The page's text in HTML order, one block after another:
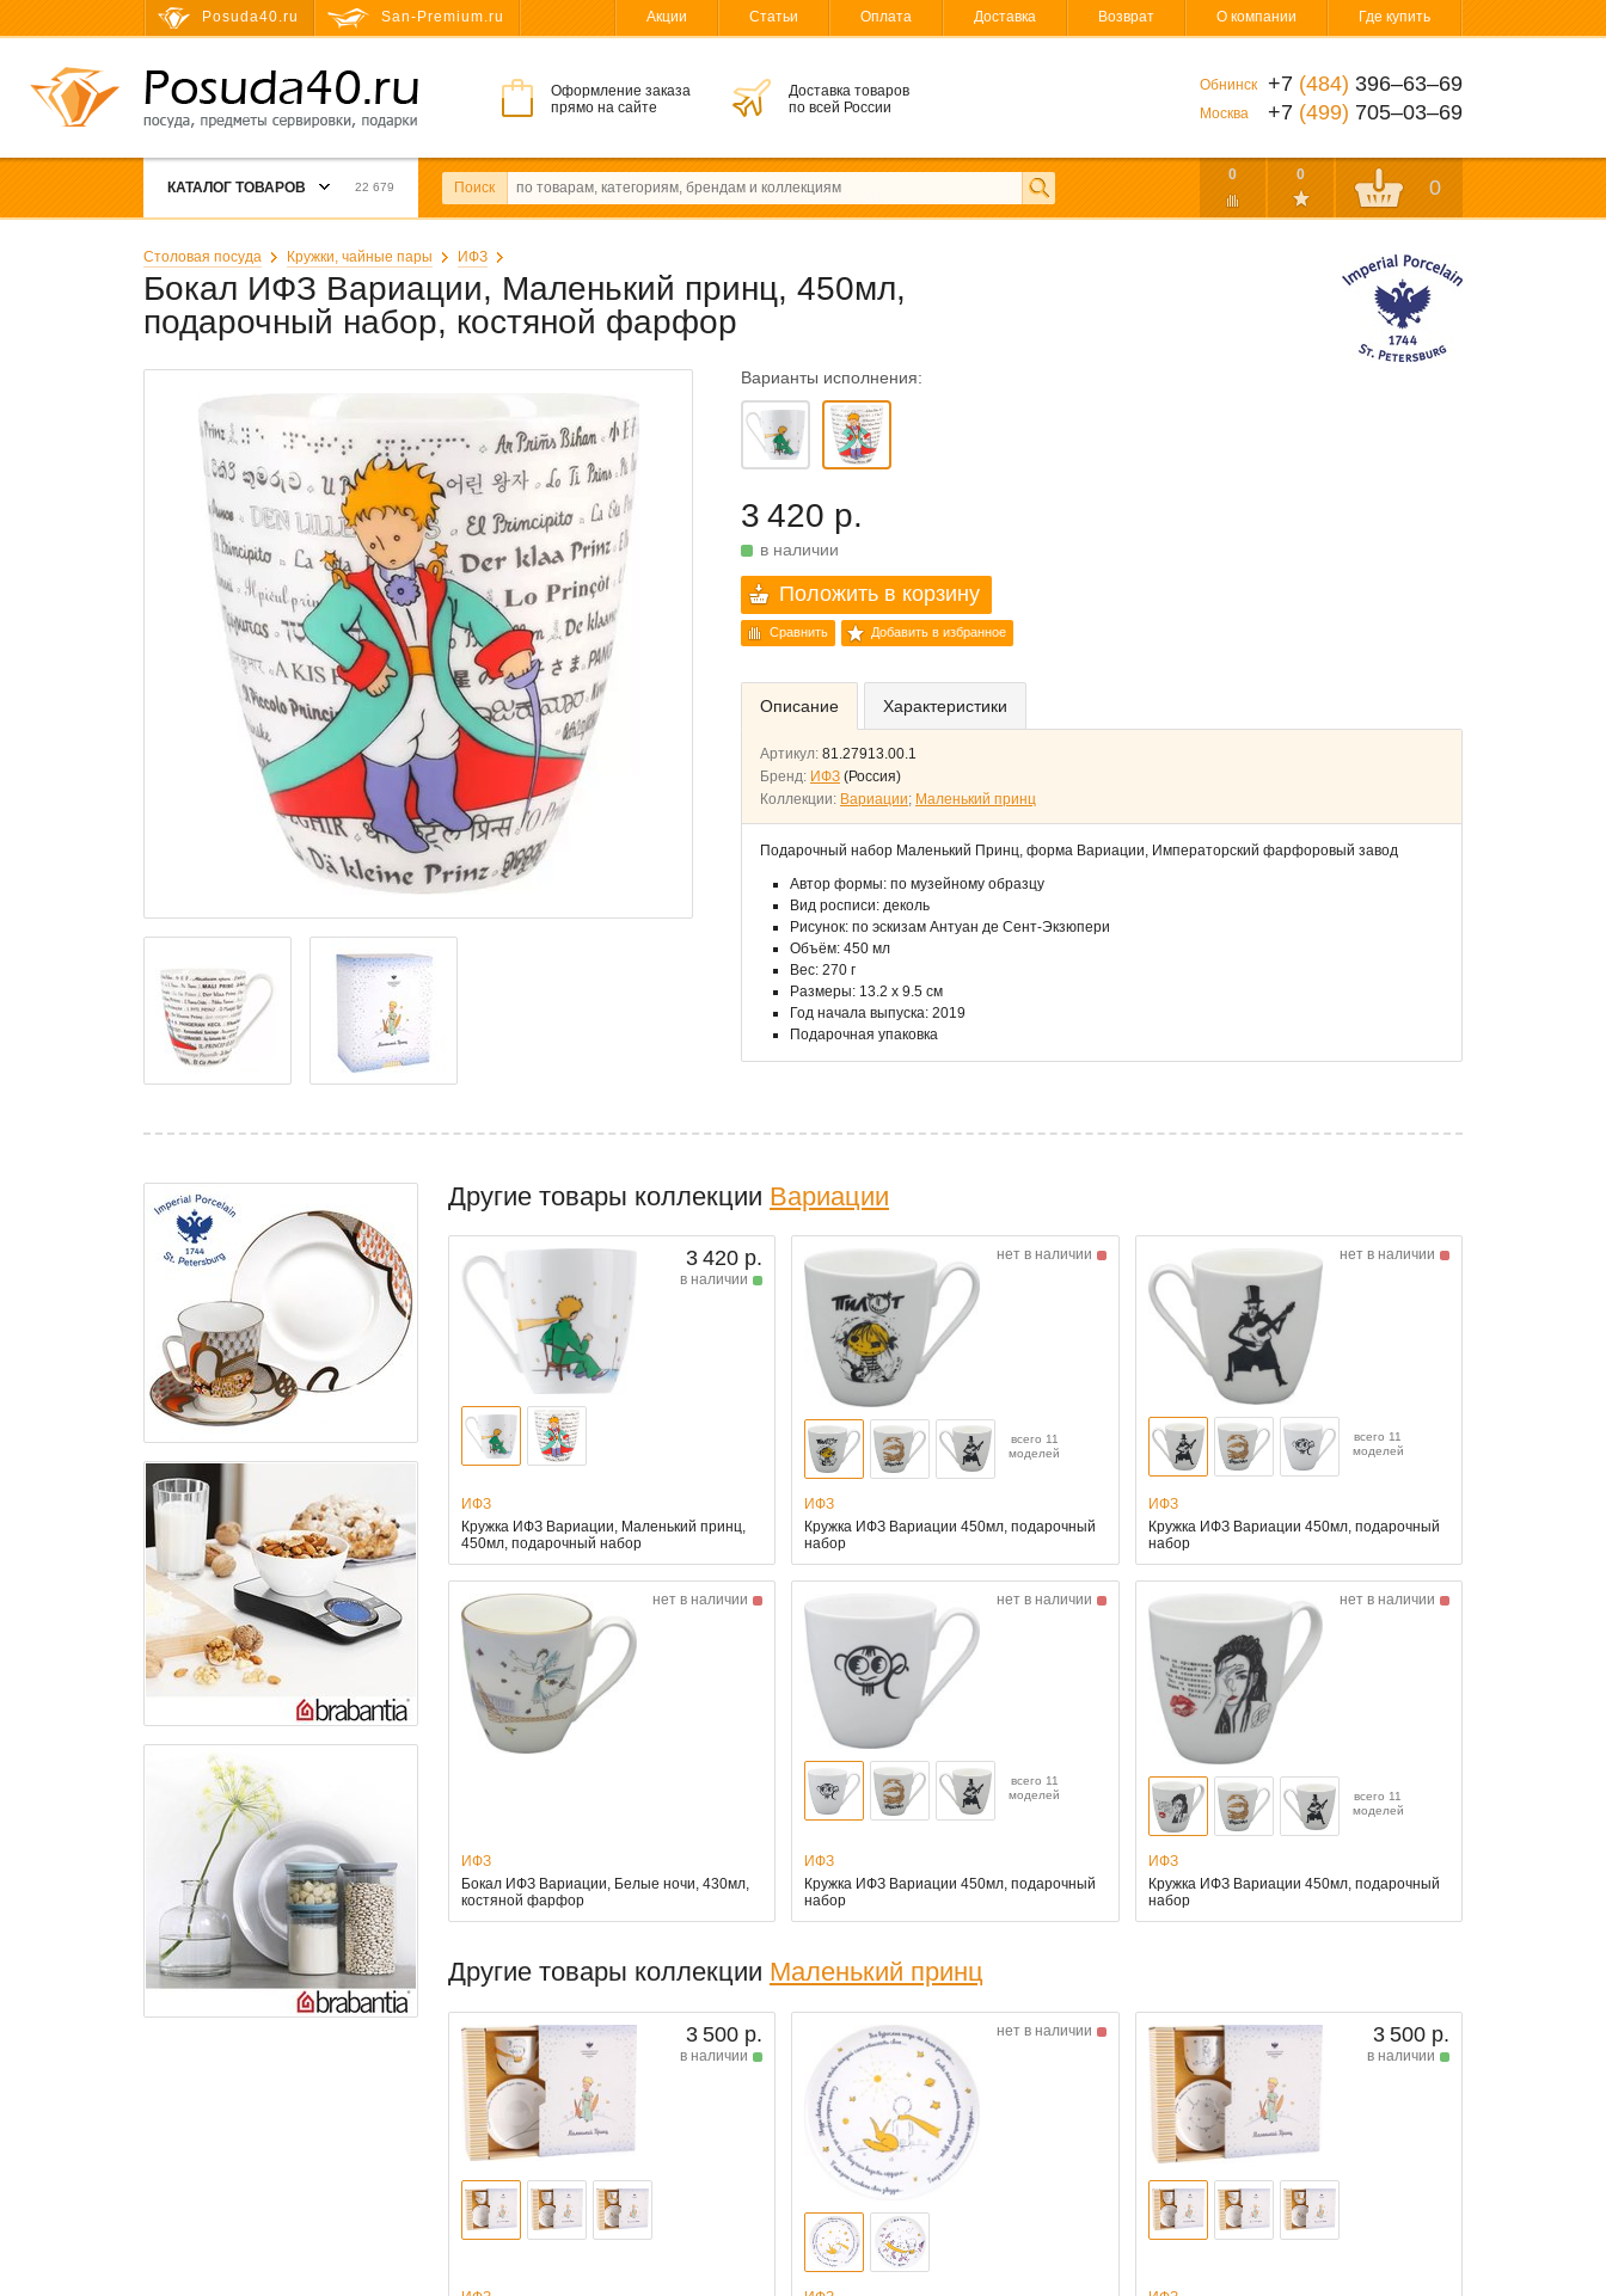
Posuda40.ru San-Premium.ru Акции Статьи Оплата Доставка Возврат О компании Где купить
Оформление заказа
прямо на сайте
Доставка товаров
по всей России
Обнинск +7 (484) 396‒63‒69
Москва +7 (499) 705‒03‒69
КАТАЛОГ ТОВАРОВ 22 679 Поиск
0 0
0
Столовая посуда Кружки, чайные пары ИФЗ
Бокал ИФЗ Вариации, Маленький принц, 450мл,
подарочный набор, костяной фарфор
Варианты исполнения:
3 420 р.
в наличии
Положить в корзину
Сравнить Добавить в избранное
Описание Характеристики
Артикул: 81.27913.00.1
Бренд: ИФЗ (Россия)
Коллекции: Вариации; Маленький принц
Подарочный набор Маленький Принц, форма Вариации, Императорский фарфоровый завод
Автор формы: по музейному образцу
Вид росписи: деколь
Рисунок: по эскизам Антуан де Сент-Экзюпери
Объём: 450 мл
Вес: 270 г
Размеры: 13.2 x 9.5 см
Год начала выпуска: 2019
Подарочная упаковка
Другие товары коллекции Вариации
3 420 р.
в наличии
ИФЗ
Кружка ИФЗ Вариации, Маленький принц,
450мл, подарочный набор
нет в наличии
всего 11
моделей
ИФЗ
Кружка ИФЗ Вариации 450мл, подарочный
набор
нет в наличии
всего 11
моделей
ИФЗ
Кружка ИФЗ Вариации 450мл, подарочный
набор
нет в наличии
ИФЗ
Бокал ИФЗ Вариации, Белые ночи, 430мл,
костяной фарфор
нет в наличии
всего 11
моделей
ИФЗ
Кружка ИФЗ Вариации 450мл, подарочный
набор
нет в наличии
всего 11
моделей
ИФЗ
Кружка ИФЗ Вариации 450мл, подарочный
набор
Другие товары коллекции Маленький принц
3 500 р.
в наличии
нет в наличии 3 500 р.
в наличии